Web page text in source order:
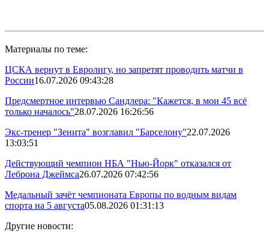
Материалы по теме:
ЦСКА вернут в Евролигу, но запретят проводить матчи в
России16.07.2026 09:43:28
Предсмертное интервью Сандлера: "Кажется, в мои 45 всё
только началось"28.07.2026 16:26:56
Экс-тренер "Зенита" возглавил "Барселону"22.07.2026
13:03:51
Действующий чемпион НБА "Нью-Йорк" отказался от
Леброна Джеймса26.07.2026 07:42:56
Медальный зачёт чемпионата Европы по водным видам
спорта на 5 августа05.08.2026 01:31:13
Другие новости: